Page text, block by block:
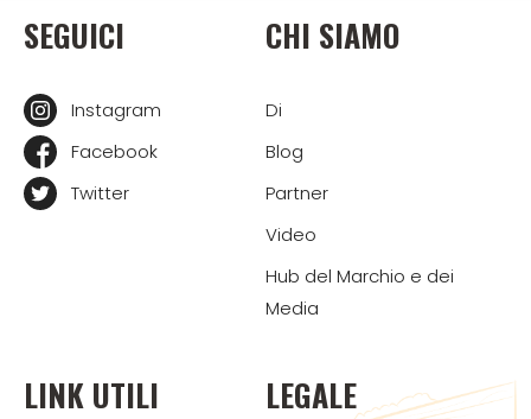
SEGUICI
Instagram
Facebook
Twitter
CHI SIAMO
Di
Blog
Partner
Video
Hub del Marchio e dei
Media
LINK UTILI LEGALE